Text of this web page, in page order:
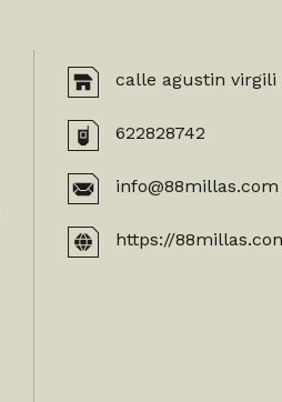
calle agustin virgili
622828742
info@88millas.com
https://